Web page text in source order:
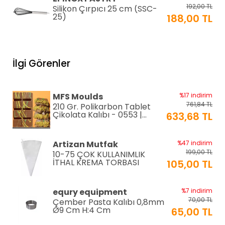
Silikon Çırpıcı 25 cm (SSC-
25)
192,00 TL
188,00 TL
Amerikan Servis Pvc
30x45cm (AS-10H)
EPINOX
Amerikan Servis Pvc
30x45cm (AS-10G)
%12 indirim
118,80 TL
105,00 TL
EPINOX
Amerikan Servis Pvc
30x45cm (AS-10F)
%12 indirim
118,80 TL
105,00 TL
EPINOX
Amerikan Servis Pvc
30x45cm (AS-10E)
%12 indirim
118,80 TL
105,00 TL
İlgi Görenler
MFS Moulds
210 Gr. Polikarbon Tablet
Çikolata Kalıbı - 0553 |
Dubai Çikolata Kalıbı
%17 indirim
761,84 TL
633,68 TL
Artizan Mutfak
10-75 ÇOK KULLANIMLIK
İTHAL KREMA TORBASI
%47 indirim
199,00 TL
105,00 TL
equry equipment
Çember Pasta Kalıbı 0,8mm
Ø9 Cm H:4 Cm
%7 indirim
70,00 TL
65,00 TL